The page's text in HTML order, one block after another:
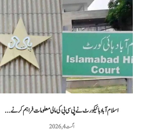
اسلام آباد ہائیکورٹ نے پی سی بی کی مالی معلومات فراہم کرنے...
اگست 4, 2026